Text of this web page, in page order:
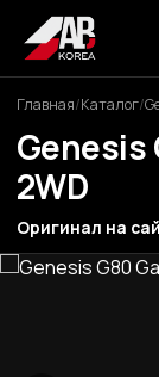
Главная/Каталог/
Genesis
2WD
Оригинал на